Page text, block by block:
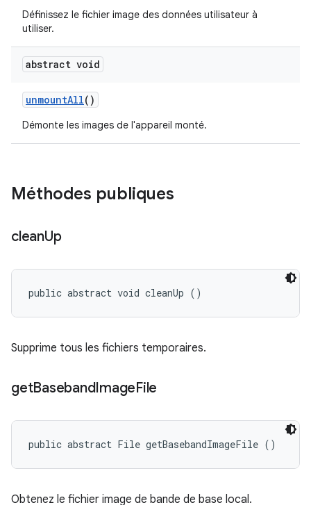
Définissez le fichier image des données utilisateur à
utiliser.
abstract void
unmountAll()
Démonte les images de l'appareil monté.
Méthodes publiques
cleanUp
public abstract void cleanUp ()
Supprime tous les fichiers temporaires.
getBasebandImageFile
public abstract File getBasebandImageFile ()
Obtenez le fichier image de bande de base local.